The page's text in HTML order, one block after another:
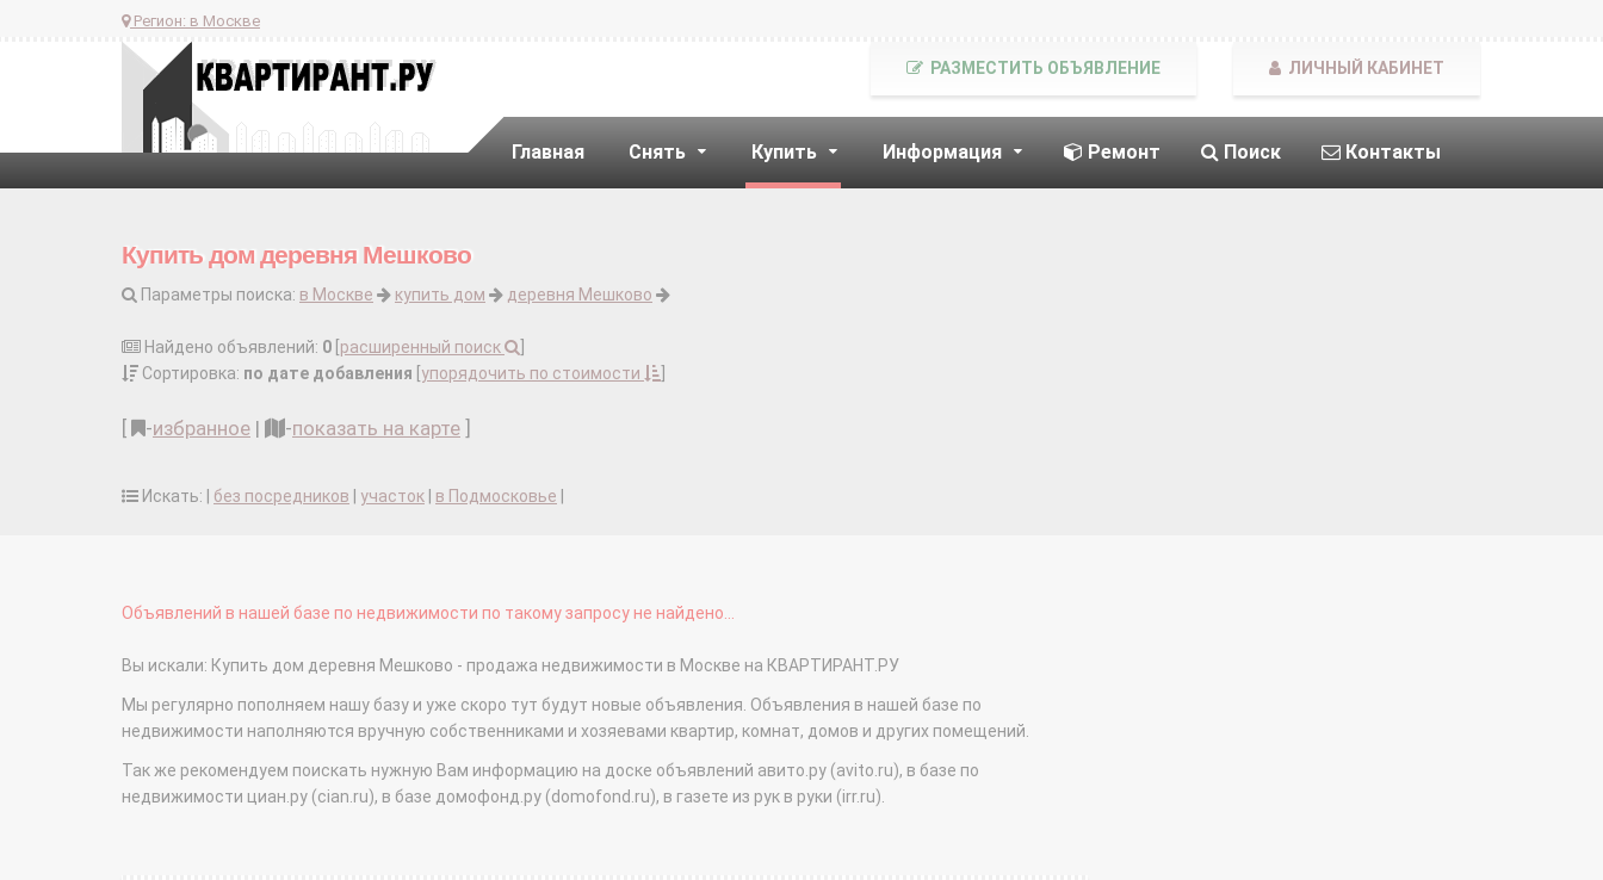
Регион: в Москве
Главная Снять Купить Информация Ремонт Поиск Контакты
РАЗМЕСТИТЬ ОБЪЯВЛЕНИЕ ЛИЧНЫЙ КАБИНЕТ
Купить дом деревня Мешково
Параметры поиска: в Москве купить дом деревня Мешково
Найдено объявлений: 0 расширенный поиск
Сортировка: по дате добавления упорядочить по стоимости
-избранное | -показать на карте
Искать: | без посредников участок в Подмосковье
Объявлений в нашей базе по недвижимости по такому запросу не найдено...
Вы искали: Купить дом деревня Мешково - продажа недвижимости в Москве на КВАРТИРАНТ.РУ
Мы регулярно пополняем нашу базу и уже скоро тут будут новые объявления. Объявления в нашей базе по
недвижимости наполняются вручную собственниками и хозяевами квартир, комнат, домов и других помещений.
Так же рекомендуем поискать нужную Вам информацию на доске объявлений авито.ру (avito.ru), в базе по
недвижимости циан.ру (cian.ru), в базе домофонд.ру (domofond.ru), в газете из рук в руки (irr.ru).